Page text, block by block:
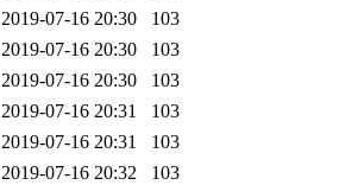
2019-07-16 20:30
103
2019-07-16 20:30
103
2019-07-16 20:30
103
2019-07-16 20:31
103
2019-07-16 20:31
103
2019-07-16 20:32
103